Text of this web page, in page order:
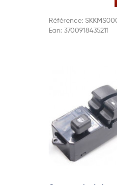
Référence:
Ean: 3700918435211